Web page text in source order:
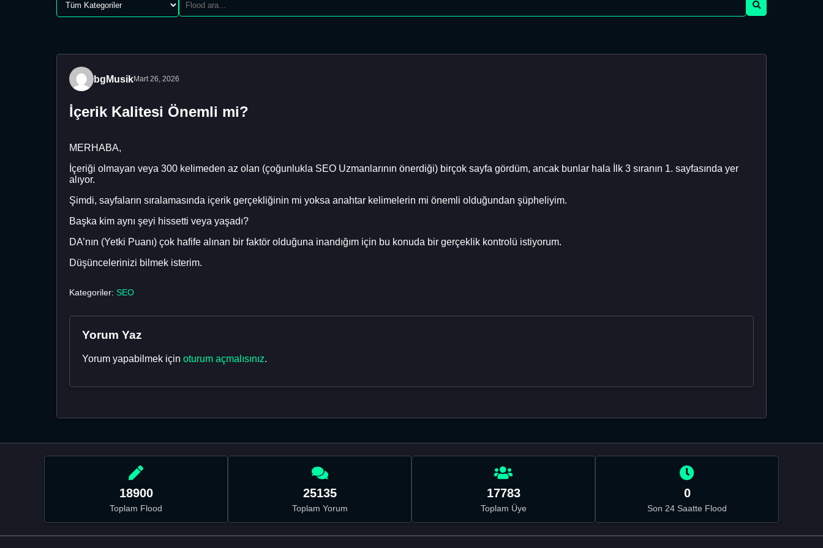
bgMusikMart 26, 2026
İçerik Kalitesi Önemli mi?
MERHABA,
İçeriği olmayan veya 300 kelimeden az olan (çoğunlukla SEO Uzmanlarının önerdiği) birçok sayfa gördüm, ancak bunlar hala İlk 3 sıranın 1. sayfasında yer
alıyor.
Şimdi, sayfaların sıralamasında içerik gerçekliğinin mi yoksa anahtar kelimelerin mi önemli olduğundan şüpheliyim.
Başka kim aynı şeyi hissetti veya yaşadı?
DA’nın (Yetki Puanı) çok hafife alınan bir faktör olduğuna inandığım için bu konuda bir gerçeklik kontrolü istiyorum.
Düşüncelerinizi bilmek isterim.
Kategoriler: SEO
Yorum Yaz
Yorum yapabilmek için oturum açmalısınız.
18900
Toplam Flood
25135
Toplam Yorum
17783
Toplam Üye
0
Son 24 Saatte Flood